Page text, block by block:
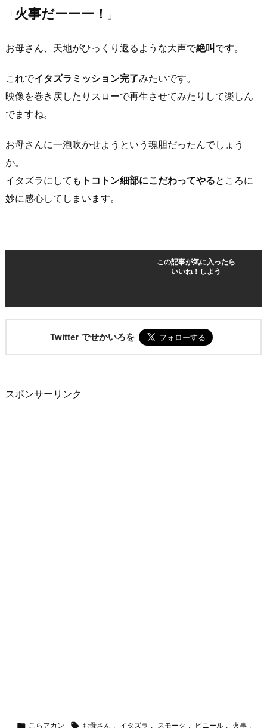
「 火事だーーー！ 」
お母さん、天地がひっくり返るような大声で絶叫 です。
これでイタズラミッション完了みたいです。
映像を巻き戻したりスローで再生させてみたりして楽しん
でますね。
お母さんに一泡吹かせようという魂胆だったんでしょう
か。
イタズラにしても トコトン細部にこだわってやるところに
妙に感心してしまいます。
この記事が気に入ったら
いいね！しよう
Twitter でせかいろを
スポンサーリンク
 こらアカン  お母さん , イタズラ , スモーク , ビニール , 火事 ,